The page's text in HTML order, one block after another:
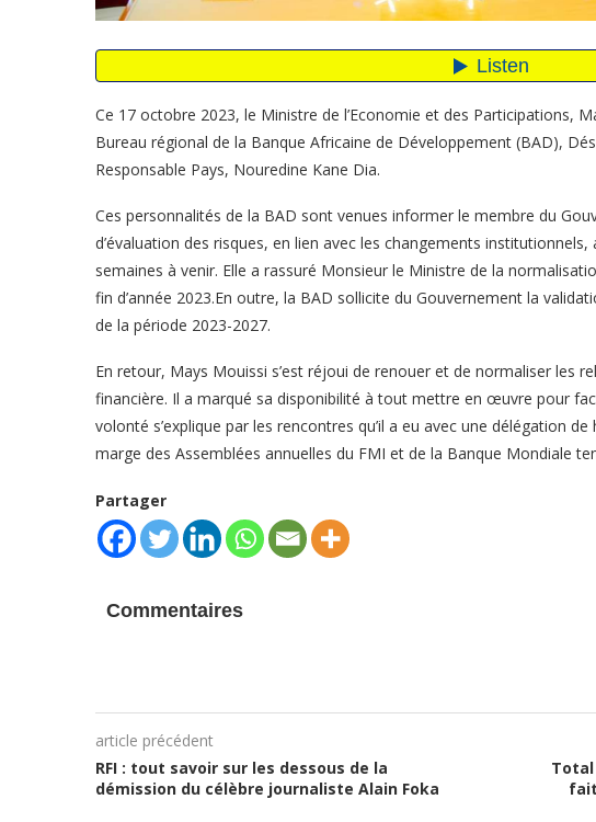
Ce 17 octobre 2023, le Ministre de l’Economie et des Participations,
Bureau régional de la Banque Africaine de Développement (BAD),
Responsable Pays, Nouredine Kane Dia.
Ces personnalités de la BAD sont venues informer le membre du
d’évaluation des risques, en lien avec les changements
semaines à venir. Elle a rassuré Monsieur le Ministre de la
fin d’année 2023.En outre, la BAD sollicite du Gouvernement la
de la période 2023-2027.
En retour, Mays Mouissi s’est réjoui de renouer et de normaliser les
financière. Il a marqué sa disponibilité à tout mettre en œuvre pour
volonté s’explique par les rencontres qu’il a eu avec une délégation
marge des Assemblées annuelles du FMI et de la Banque Mondiale
Partager
Commentaires
article précédent
RFI : tout savoir sur les dessous de la
démission du célèbre journaliste Alain Foka
Total